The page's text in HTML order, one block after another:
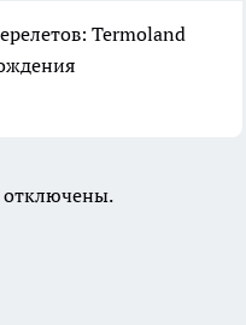
Termoland
отключены.